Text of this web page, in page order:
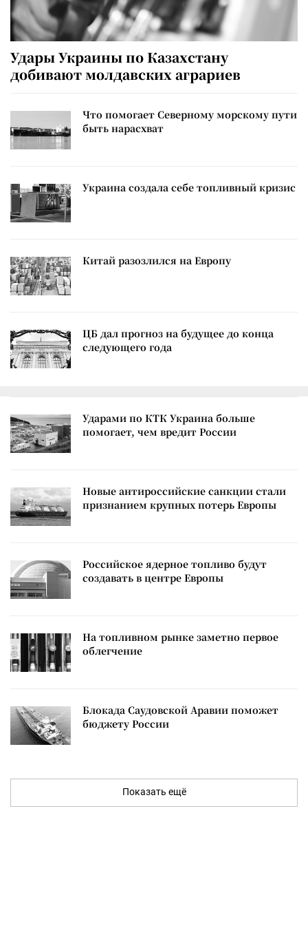
Удары Украины по Казахстану
добивают молдавских аграриев
Что помогает Северному морскому пути
быть нарасхват
Украина создала себе топливный кризис
Китай разозлился на Европу
ЦБ дал прогноз на будущее до конца
следующего года
Ударами по КТК Украина больше
помогает, чем вредит России
Новые антироссийские санкции стали
признанием крупных потерь Европы
Российское ядерное топливо будут
создавать в центре Европы
На топливном рынке заметно первое
облегчение
Блокада Саудовской Аравии поможет
бюджету России
Показать ещё